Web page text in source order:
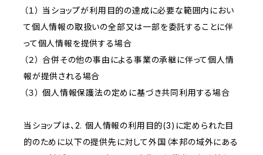
（１） 当ショップが利用目的の達成に必要な範囲内におい
て個人情報の取扱いの全部又は一部を委託することに伴
って個人情報を提供する場合
（２） 合併その他の事由による事業の承継に伴って個人情
報が提供される場合
（３） 個人情報保護法の定めに基づき共同利用する場合
当ショップは、2. 個人情報の利用目的(3)に定められた目
的のために以下の提供先に対して外国（本邦の域外にある